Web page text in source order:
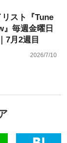
スト『Tune
毎週金曜日
7月2週目
2026/7/10